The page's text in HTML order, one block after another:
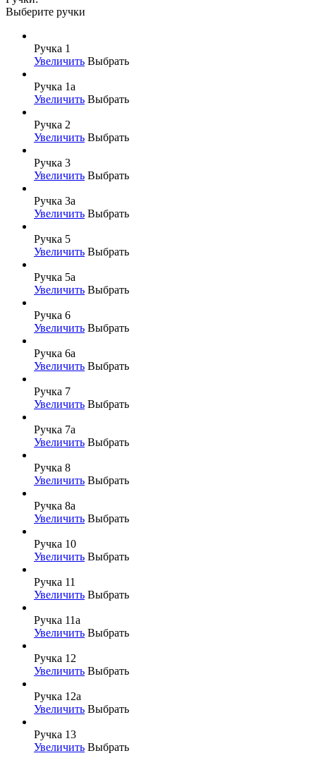
Выберите ручки
Ручка 1
Увеличить Выбрать
Ручка 1а
Увеличить Выбрать
Ручка 2
Увеличить Выбрать
Ручка 3
Увеличить Выбрать
Ручка 3а
Увеличить Выбрать
Ручка 5
Увеличить Выбрать
Ручка 5а
Увеличить Выбрать
Ручка 6
Увеличить Выбрать
Ручка 6а
Увеличить Выбрать
Ручка 7
Увеличить Выбрать
Ручка 7а
Увеличить Выбрать
Ручка 8
Увеличить Выбрать
Ручка 8а
Увеличить Выбрать
Ручка 10
Увеличить Выбрать
Ручка 11
Увеличить Выбрать
Ручка 11а
Увеличить Выбрать
Ручка 12
Увеличить Выбрать
Ручка 12а
Увеличить Выбрать
Ручка 13
Увеличить Выбрать